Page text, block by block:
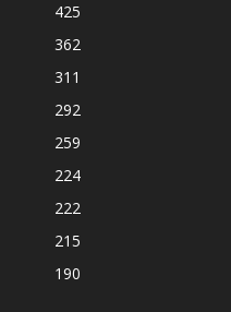
425
362
311
292
259
224
222
215
190